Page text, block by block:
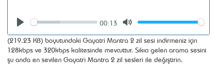
Seek
00:13
Volume
(219.23 KB) boyutundaki Gayatri Mantra 2 zil sesi indirmeniz için
128kbps ve 320kbps kalitesinde mevcuttur. Sıkıcı gelen arama sesini
şu anda en sevilen Gayatri Mantra 2 zil sesleri ile değiştirin.